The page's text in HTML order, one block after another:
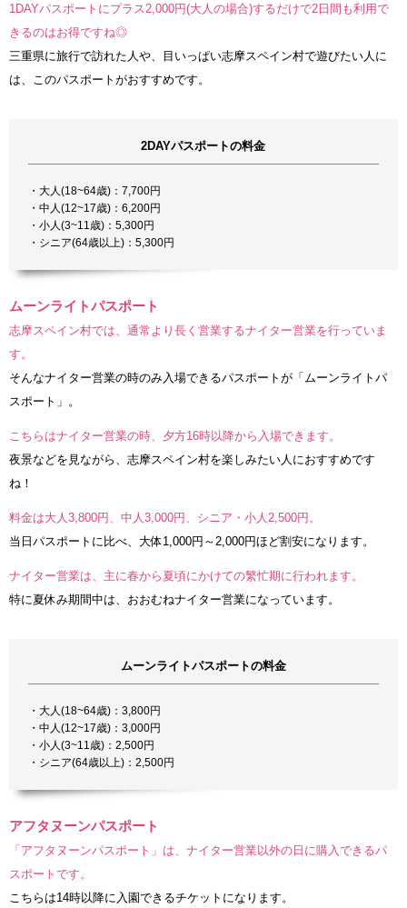
1DAYパスポートにプラス2,000円(大人の場合)するだけで2日間も利用で
きるのはお得ですね◎
三重県に旅行で訪れた人や、目いっぱい志摩スペイン村で遊びたい人に
は、このパスポートがおすすめです。
2DAYパスポートの料金
・大人(18~64歳)：7,700円
・中人(12~17歳)：6,200円
・小人(3~11歳)：5,300円
・シニア(64歳以上)：5,300円
ムーンライトパスポート
志摩スペイン村では、通常より長く営業するナイター営業を行っていま
す。
そんなナイター営業の時のみ入場できるパスポートが「ムーンライトパ
スポート」。
こちらはナイター営業の時、夕方16時以降から入場できます。
夜景などを見ながら、志摩スペイン村を楽しみたい人におすすめです
ね！
料金は大人3,800円、中人3,000円、シニア・小人2,500円。
当日パスポートに比べ、大体1,000円～2,000円ほど割安になります。
ナイター営業は、主に春から夏頃にかけての繁忙期に行われます。
特に夏休み期間中は、おおむねナイター営業になっています。
ムーンライトパスポートの料金
・大人(18~64歳)：3,800円
・中人(12~17歳)：3,000円
・小人(3~11歳)：2,500円
・シニア(64歳以上)：2,500円
アフタヌーンパスポート
「アフタヌーンパスポート」は、ナイター営業以外の日に購入できるパ
スポートです。
こちらは14時以降に入園できるチケットになります。